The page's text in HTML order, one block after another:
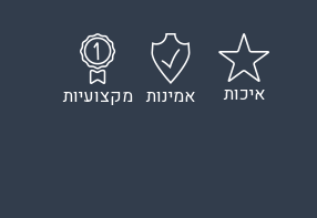
איכות אמינות מקצועיות